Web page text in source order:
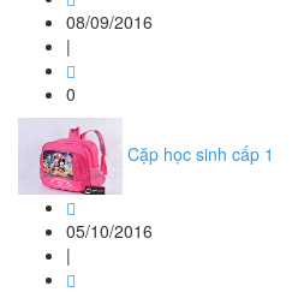
08/09/2016
|
0
Cặp học sinh cấp 1
05/10/2016
|